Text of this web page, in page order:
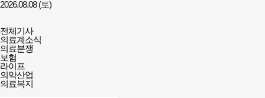
2026.08.08 (토)
필수의료배상보험
전체메뉴
열기/
닫기
전체기사
의료계소식
의료분쟁
보험
라이프
의약산업
의료복지